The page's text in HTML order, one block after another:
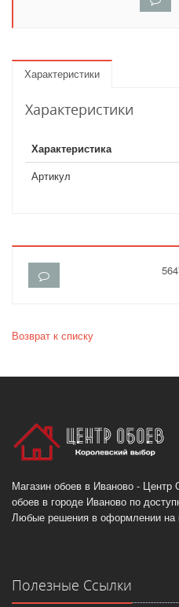
Характеристики
Характеристики
Характеристика
Артикул
Возврат к списку
Магазин обоев в Иваново -
обоев в городе Иваново по
Любые решения в оформлении на
Полезные Ссылки